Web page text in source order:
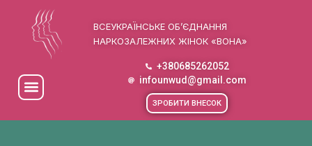
ВСЕУКРАЇНСЬКЕ ОБ’ЄДНАННЯ
НАРКОЗАЛЕЖНИХ ЖІНОК «ВОНА»
+380685262052
infounwud@gmail.com
ЗРОБИТИ ВНЕСОК